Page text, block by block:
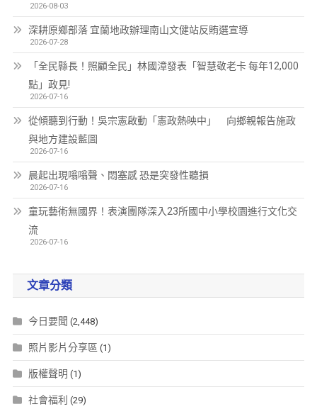
2026-08-03
深耕原鄉部落 宜蘭地政辦理南山文健站反賄選宣導
2026-07-28
「全民縣長！照顧全民」林國漳發表「智慧敬老卡 每年12,000
點」政見!
2026-07-16
從傾聽到行動！吳宗憲啟動「憲政熱映中」 向鄉親報告施政
與地方建設藍圖
2026-07-16
晨起出現嗡嗡聲、悶塞感 恐是突發性聽損
2026-07-16
童玩藝術無國界！表演團隊深入23所國中小學校園進行文化交
流
2026-07-16
文章分類
今日要聞 (2,448)
照片影片分享區 (1)
版權聲明 (1)
社會福利 (29)